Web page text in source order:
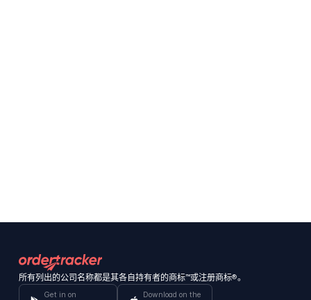
所有列出的公司名称都是其各自持有者的商标™或注册商标®。
Get in on Download on the